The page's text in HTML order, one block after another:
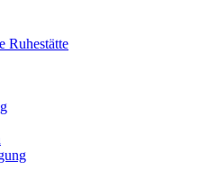
Ruhestätte